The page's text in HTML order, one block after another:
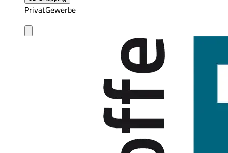
PrivatGewerbe